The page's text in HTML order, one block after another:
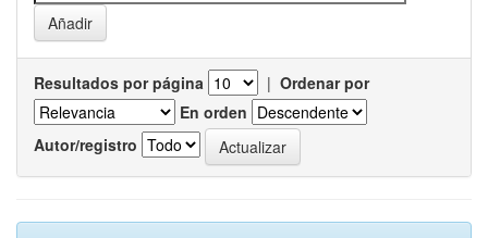
Resultados por página | Ordenar por
En orden
Autor/registro